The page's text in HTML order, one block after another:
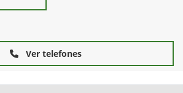
Ver telefones